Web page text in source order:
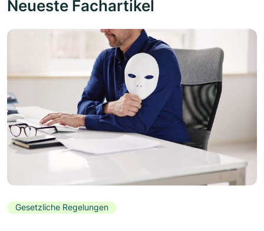
Neueste Fachartikel
Gesetzliche Regelungen